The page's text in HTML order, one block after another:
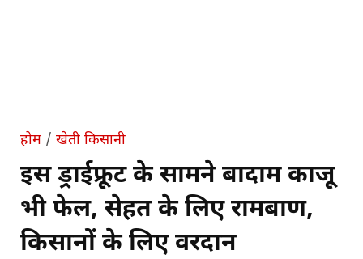
होम / खेती किसानी
इस ड्राईफ्रूट के सामने बादाम काजू
भी फेल, सेहत के लिए रामबाण,
किसानों के लिए वरदान